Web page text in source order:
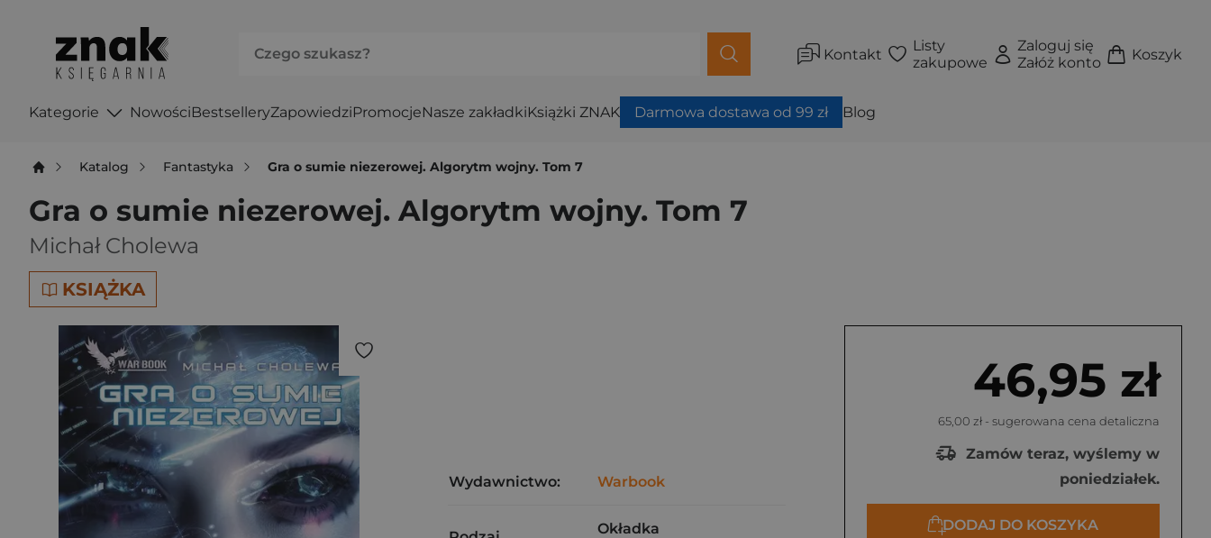
Kontakt
Listy
zakupowe
Zaloguj się
Załóż konto
Koszyk
Kategorie NowościBestselleryZapowiedziPromocjeNasze zakładkiKsiążki ZNAK Darmowa dostawa od 99 zł Blog
Katalog Fantastyka Gra o sumie niezerowej. Algorytm wojny. Tom 7
Gra o sumie niezerowej. Algorytm wojny. Tom 7
Michał Cholewa
KSIĄŻKA
46,95 zł
65,00 zł - sugerowana cena detaliczna
Zamów teraz, wyślemy w
poniedziałek.
DODAJ DO KOSZYKA
Wydawnictwo: Warbook
Okładka